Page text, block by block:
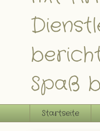
Spaß
Startseite